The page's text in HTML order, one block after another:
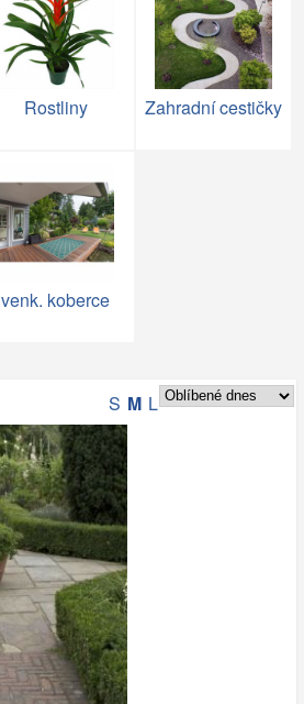
Rostliny Zahradní cestičky
venk. koberce
S M L